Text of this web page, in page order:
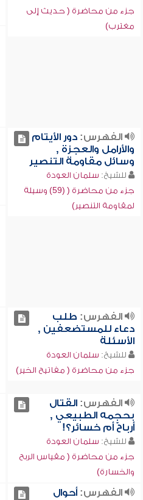
جزء من محاضرة ( حديث إلى
مغترب)
الفهرس:دور الأيتام
والأرامل والعجزة ,
وسائل مقاومة التنصير
للشيخ: سلمان العودة
جزء من محاضرة ( (59) وسيلة
لمقاومة التنصير)
الفهرس: طلب
دعاء للمستضعفين ,
الأسئلة
للشيخ: سلمان العودة
جزء من محاضرة ( مفاتيح الخير)
الفهرس:القتال
بحجمه الطبيعي ,
أرباحٌ أم خسائر؟!
للشيخ: سلمان العودة
جزء من محاضرة ( مقياس الربح
والخسارة)
الفهرس:أحوال